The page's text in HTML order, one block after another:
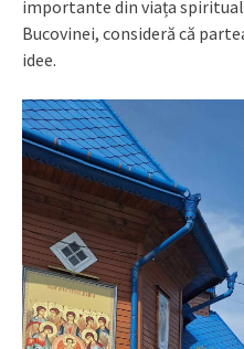
importante din viața
Bucovinei, consideră că
idee.